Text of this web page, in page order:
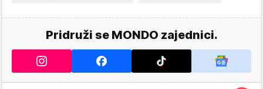
Pridruži se MONDO zajednici.